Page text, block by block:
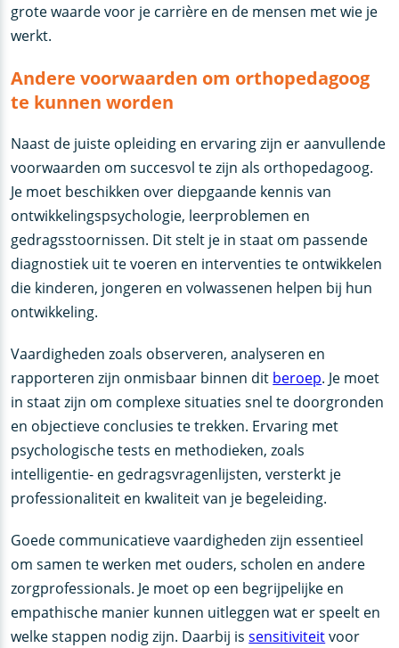
grote waarde voor je carrière en de mensen met wie je
werkt.
Andere voorwaarden om orthopedagoog
te kunnen worden
Naast de juiste opleiding en ervaring zijn er aanvullende
voorwaarden om succesvol te zijn als orthopedagoog.
Je moet beschikken over diepgaande kennis van
ontwikkelingspsychologie, leerproblemen en
gedragsstoornissen. Dit stelt je in staat om passende
diagnostiek uit te voeren en interventies te ontwikkelen
die kinderen, jongeren en volwassenen helpen bij hun
ontwikkeling.
Vaardigheden zoals observeren, analyseren en
rapporteren zijn onmisbaar binnen dit beroep. Je moet
in staat zijn om complexe situaties snel te doorgronden
en objectieve conclusies te trekken. Ervaring met
psychologische tests en methodieken, zoals
intelligentie- en gedragsvragenlijsten, versterkt je
professionaliteit en kwaliteit van je begeleiding.
Goede communicatieve vaardigheden zijn essentieel
om samen te werken met ouders, scholen en andere
zorgprofessionals. Je moet op een begrijpelijke en
empathische manier kunnen uitleggen wat er speelt en
welke stappen nodig zijn. Daarbij issensitiviteitvoor